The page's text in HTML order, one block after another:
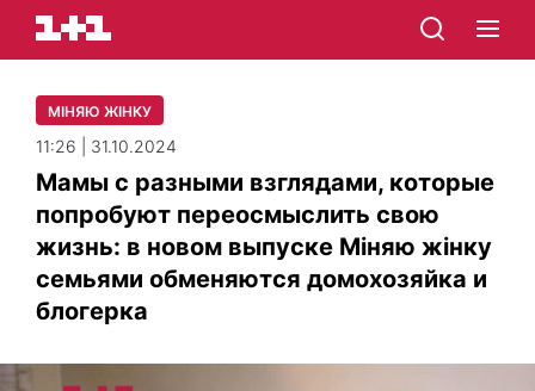
МІНЯЮ ЖІНКУ
11:26 | 31.10.2024
Мамы с разными взглядами, которые
попробуют переосмыслить свою
жизнь: в новом выпуске Міняю жінку
семьями обменяются домохозяйка и
блогерка